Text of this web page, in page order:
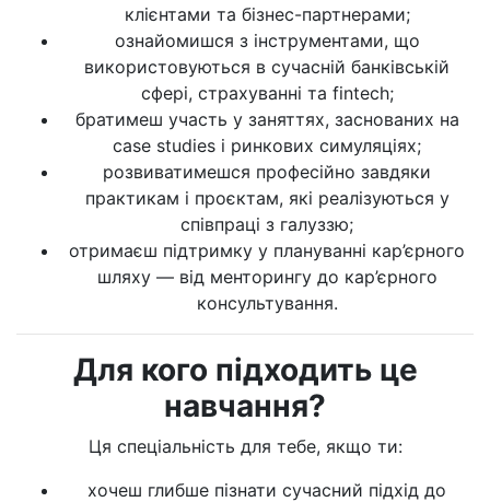
клієнтами та бізнес-партнерами;
ознайомишся з інструментами, що
використовуються в сучасній банківській
сфері, страхуванні та fintech;
братимеш участь у заняттях, заснованих на
case studies і ринкових симуляціях;
розвиватимешся професійно завдяки
практикам і проєктам, які реалізуються у
співпраці з галуззю;
отримаєш підтримку у плануванні кар’єрного
шляху — від менторингу до кар’єрного
консультування.
Для кого підходить це
навчання?
Ця спеціальність для тебе, якщо ти:
хочеш глибше пізнати сучасний підхід до